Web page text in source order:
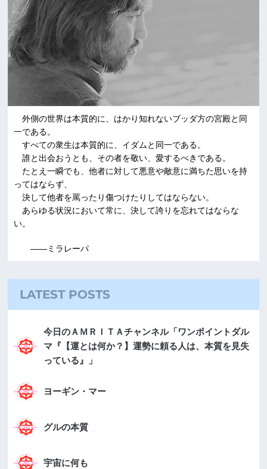
外側の世界は本質的に、はかり知れないブッダ方の宮殿と同
一である。
すべての衆生は本質的に、イダムと同一である。
誰と出会おうとも、その者を敬い、愛するべきである。
たとえ一瞬でも、他者に対して悪意や敵意に満ちた思いを持
ってはならず、
決して他者を罵ったり傷つけたりしてはならない。
あらゆる状況において常に、決して誇りを忘れてはならな
い。
――ミラレーパ
LATEST POSTS
今日のＡＭＲＩＴＡチャンネル「ワンポイントダル
マ『【運とは何か？】運勢に頼る人は、本質を見失
っている』」
ヨーギン・マー
グルの本質
宇宙に何も